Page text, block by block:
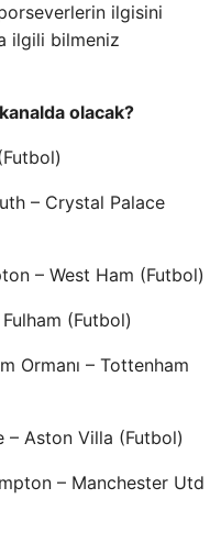
ilgisini
ilgili bilmeniz
olacak?
– Crystal Palace
– West Ham (Futbol)
(Futbol)
Ormanı – Tottenham
– Aston Villa (Futbol)
– Manchester Utd